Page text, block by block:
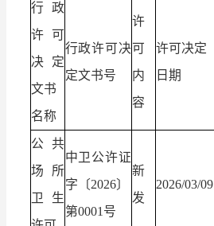
行政
许可
决定
文书
名称
行政许可决
定文书号
许
可
内
容
许可决定
日期
公共
场所
卫生
中卫公许证
字〔2026〕
第0001号
新
发
2026/03/09